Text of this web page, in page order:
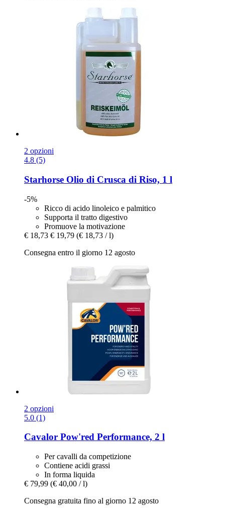
2 opzioni
4.8 (5)
Starhorse Olio di Crusca di Riso, 1 l
-5%
Ricco di acido linoleico e palmitico
Supporta il tratto digestivo
Promuove la motivazione
€ 18,73 € 19,79 (€ 18,73 / l)
Consegna entro il giorno 12 agosto
2 opzioni
5.0 (1)
Cavalor Pow'red Performance, 2 l
Per cavalli da competizione
Contiene acidi grassi
In forma liquida
€ 79,99 (€ 40,00 / l)
Consegna gratuita fino al giorno 12 agosto